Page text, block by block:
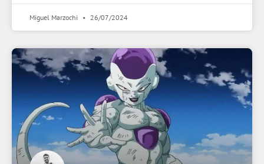
Miguel Marzochi 26/07/2024